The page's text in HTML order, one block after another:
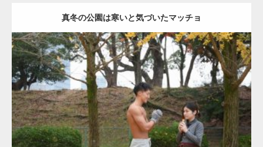
真冬の公園は寒いと気づいたマッチョ
Update: 2021.07.8
Category:公園のマッチョ その他 AKIHITO(細マッチョ) 上腕三頭筋
肩
ダウンロード